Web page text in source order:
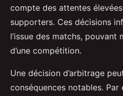
compte des attentes
supporters. Ces décisions
l’issue des matchs, pouvant
d’une compétition.
Une décision d’arbitrage
conséquences notables.